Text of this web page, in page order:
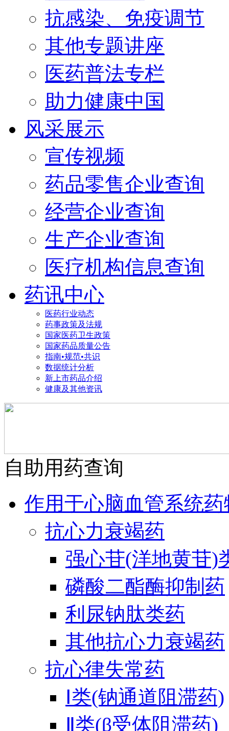
抗感染、免疫调节
其他专题讲座
医药普法专栏
助力健康中国
风采展示
宣传视频
药品零售企业查询
经营企业查询
生产企业查询
医疗机构信息查询
药讯中心
医药行业动态
药事政策及法规
国家医药卫生政策
国家药品质量公告
指南•规范•共识
数据统计分析
新上市药品介绍
健康及其他资讯
自助用药查询
作用于心脑血管系统药
抗心力衰竭药
强心苷(洋地黄苷)
磷酸二酯酶抑制药
利尿钠肽类药
其他抗心力衰竭药
抗心律失常药
Ⅰ类(钠通道阻滞药)
Ⅱ类(β受体阻滞药)